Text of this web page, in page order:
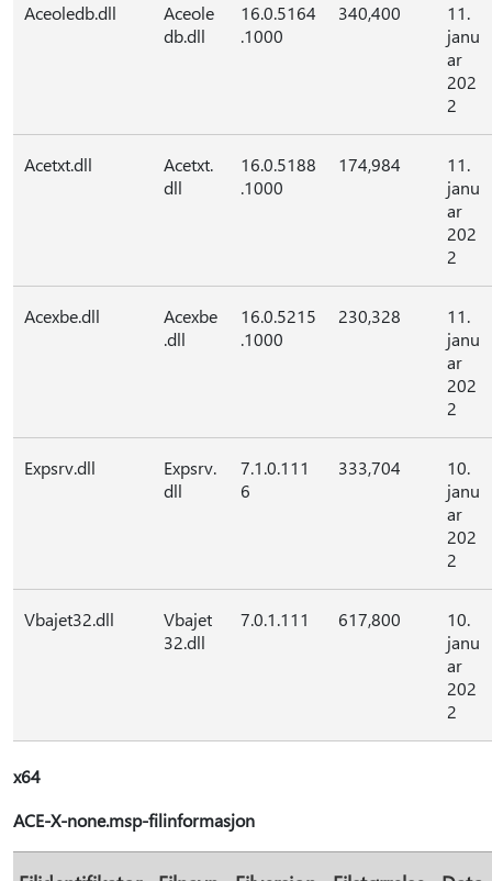
Aceoledb.dll
Aceole
db.dll
16.0.5164
.1000
340,400
11.
janu
ar
202
2
Acetxt.dll
Acetxt.
dll
16.0.5188
.1000
174,984
11.
janu
ar
202
2
Acexbe.dll
Acexbe
.dll
16.0.5215
.1000
230,328
11.
janu
ar
202
2
Expsrv.dll
Expsrv.
dll
7.1.0.111
6
333,704
10.
janu
ar
202
2
Vbajet32.dll
Vbajet
32.dll
7.0.1.111 617,800
10.
janu
ar
202
2
x64
ACE-X-none.msp-filinformasjon